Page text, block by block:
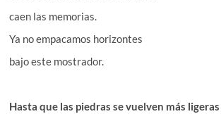
caen las memorias.
Ya no empacamos horizontes
bajo este mostrador.
Hasta que las piedras se vuelven más